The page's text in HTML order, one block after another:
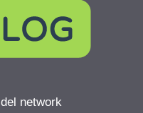
network